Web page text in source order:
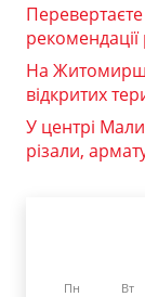
Перевертаєте
На
відкритих
У центрі
різали,
Пн Вт